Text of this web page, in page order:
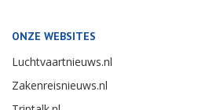
ONZE WEBSITES
Luchtvaartnieuws.nl
Zakenreisnieuws.nl